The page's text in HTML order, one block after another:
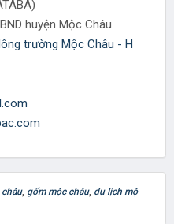
huyện Mộc Châu
trường Mộc Châu - H
, gốm mộc châu, du lịch mộ